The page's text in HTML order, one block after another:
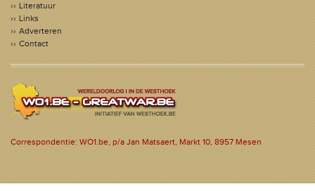
Literatuur
Links
Adverteren
Contact
Correspondentie: WO1.be, p/a Jan Matsaert, Markt 10, 8957 Mesen